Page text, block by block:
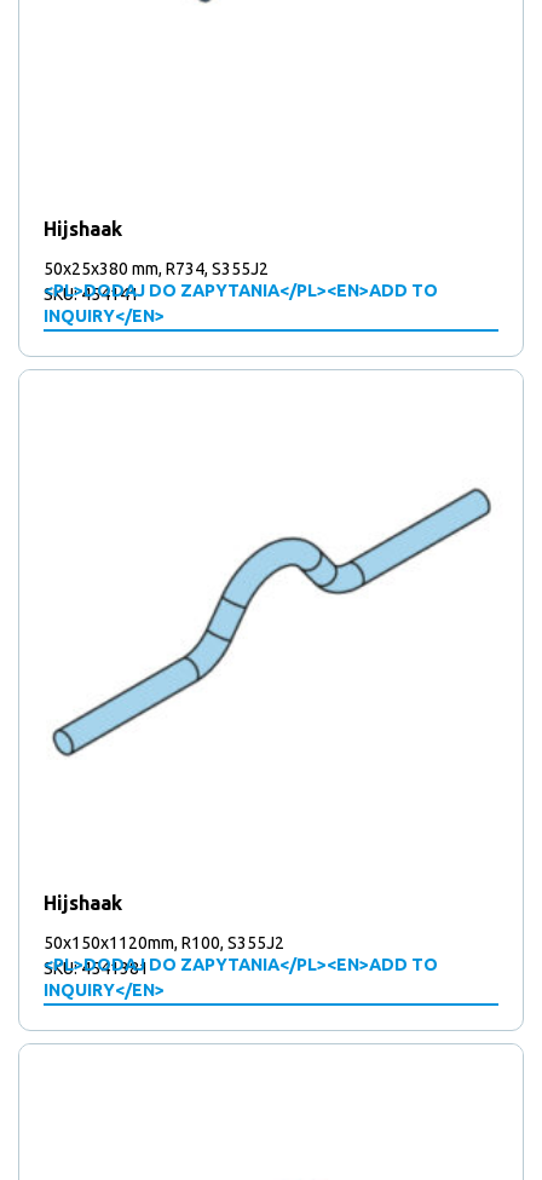
Hijshaak
50x25x380 mm, R734, S355J2
<PL>DODAJ DO ZAPYTANIA</PL><EN>ADD TO
INQUIRY</EN>
SKU: 454141
Hijshaak
50x150x1120mm, R100, S355J2
<PL>DODAJ DO ZAPYTANIA</PL><EN>ADD TO
INQUIRY</EN>
SKU: 4541381